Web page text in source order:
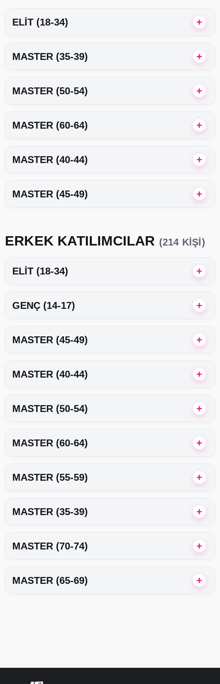
ELIT (18-34)
MASTER (35-39)
MASTER (50-54)
MASTER (60-64)
MASTER (40-44)
MASTER (45-49)
ERKEK KATILIMCILAR (214 KIŞI)
ELIT (18-34)
GENÇ (14-17)
MASTER (45-49)
MASTER (40-44)
MASTER (50-54)
MASTER (60-64)
MASTER (55-59)
MASTER (35-39)
MASTER (70-74)
MASTER (65-69)